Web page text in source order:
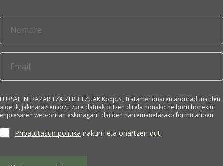
LURSAIL NEKAZARITZA ZERBITZUAK Koop.S., tratamenduaren arduraduna den
aldetik, jakinarazten dizu zure datuak biltzen direla honako helburu honekin:
enpresaren web-orrian eskuragarri dauden harremanetarako formularioen
jartzeko eta/edo enpresa horren merkataritza-informazioa bidaltzeko.
Interesdunaren adostasuna da tratamendurako oinarri juridikoa. Zure datuak
tratamendua mugatzeko, aurka egiteko edo eramangarritasunerako
Pribatutasun politika irakurri eta onartzen dut.